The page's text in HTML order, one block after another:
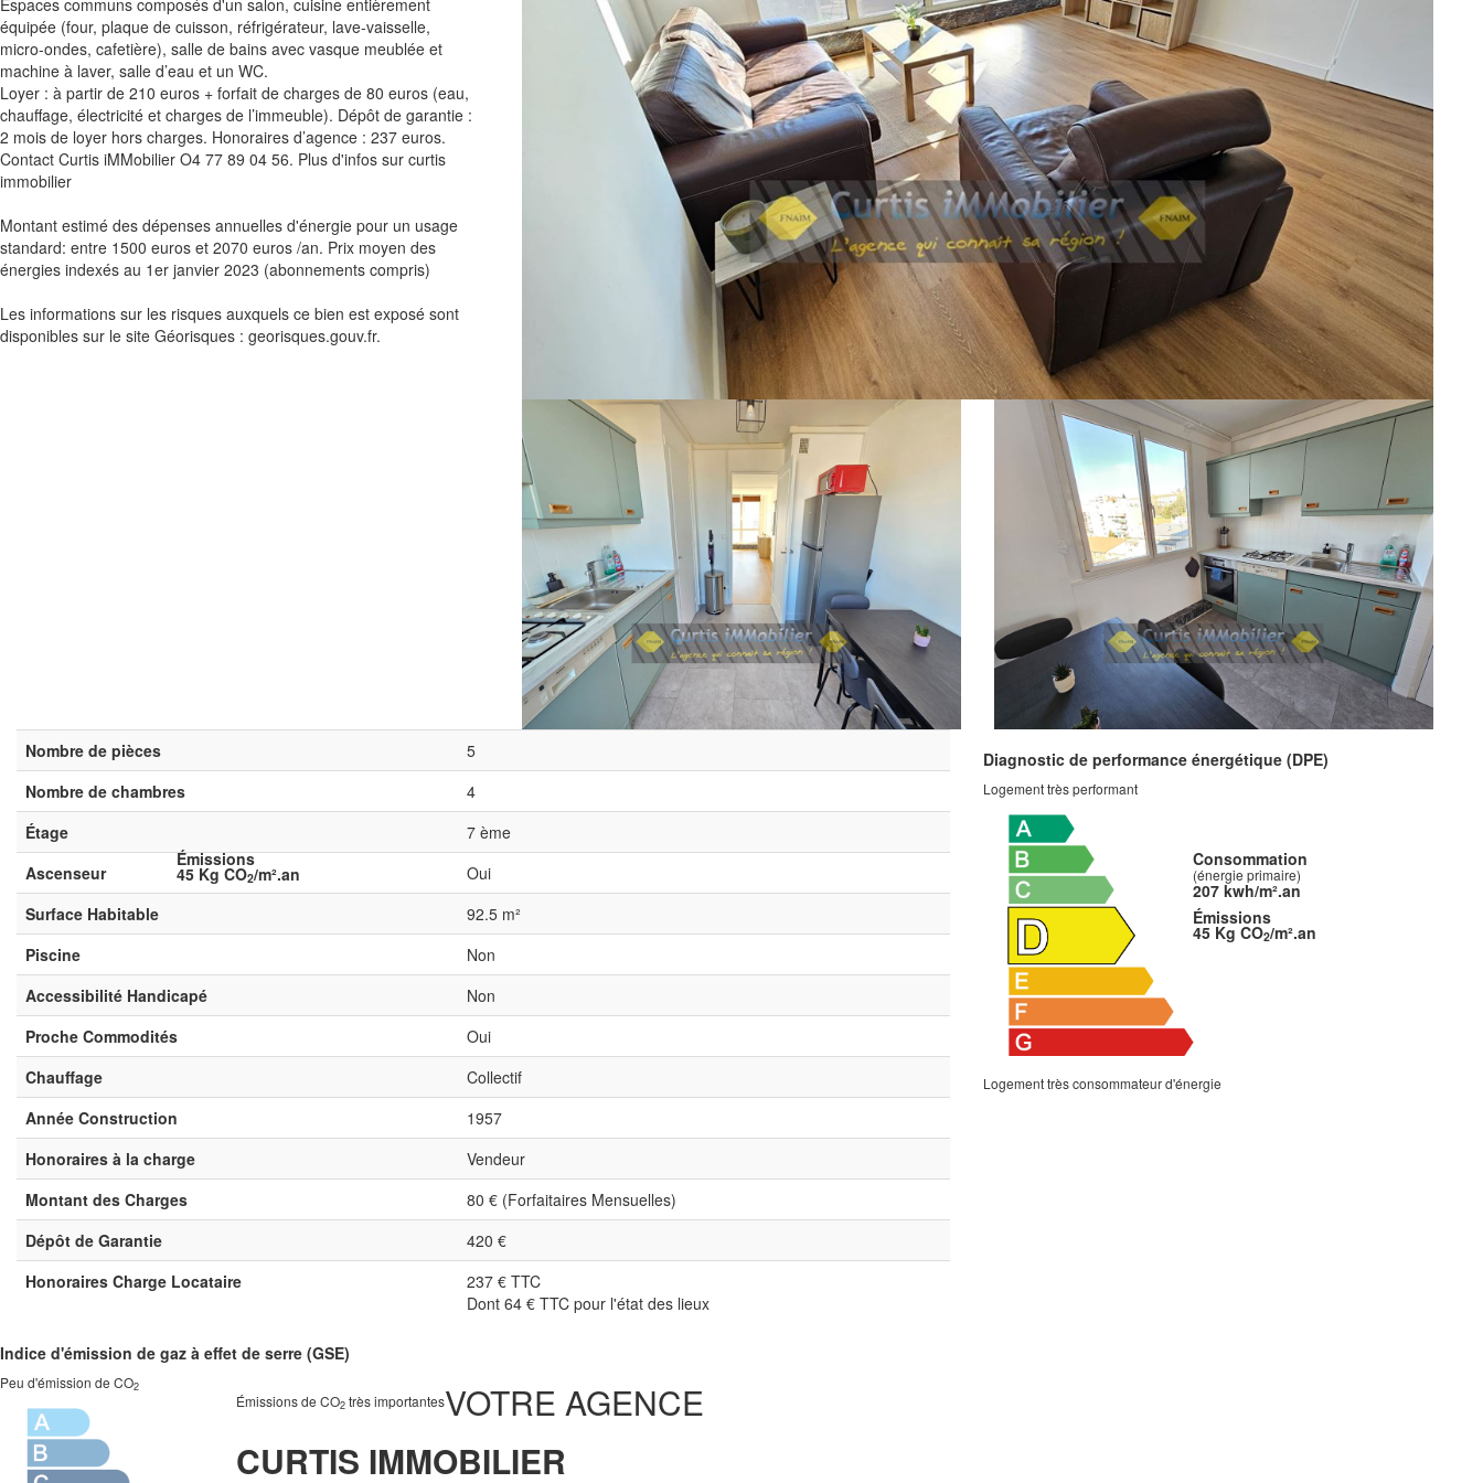
équipée (four, plaque de cuisson, réfrigérateur, lave-vaisselle,
micro-ondes, cafetière), salle de bains avec vasque meublée et
machine à laver, salle d’eau et un WC.
Loyer : à partir de 210 euros + forfait de charges de 80 euros (eau,
chauffage, électricité et charges de l’immeuble). Dépôt de garantie :
2 mois de loyer hors charges. Honoraires d’agence : 237 euros.
Contact Curtis iMMobilier O4 77 89 04 56. Plus d'infos sur curtis
immobilier
Montant estimé des dépenses annuelles d'énergie pour un usage
standard: entre 1500 euros et 2070 euros /an. Prix moyen des
énergies indexés au 1er janvier 2023 (abonnements compris)
Les informations sur les risques auxquels ce bien est exposé sont
disponibles sur le site Géorisques : georisques.gouv.fr.
Nombre de pièces
5
Nombre de chambres
4
Étage
7 ème
Ascenseur
Oui
Surface Habitable
92.5 m²
Piscine
Non
Accessibilité Handicapé
Non
Proche Commodités
Oui
Chauffage
Collectif
Année Construction
1957
Honoraires à la charge
Vendeur
Montant des Charges
80 € (Forfaitaires Mensuelles)
Dépôt de Garantie
420 €
Honoraires Charge Locataire
237 € TTC
Dont 64 € TTC pour l'état des lieux
Diagnostic de performance énergétique (DPE)
Logement très performant
Logement très consommateur d'énergie
Consommation
(énergie primaire)
207 kwh/m².an
Émissions
45 Kg CO2/m².an
Indice d'émission de gaz à effet de serre (GSE)
Peu d'émission de CO2
Émissions de CO2 très importantes
Émissions
45 Kg CO2/m².an
VOTRE AGENCE
CURTIS IMMOBILIER